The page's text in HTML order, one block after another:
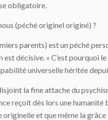
obligatoire.
(péché originel originé) ?
parents) est un péché
décisive. « C’est pourquoi
universelle héritée
la fine attache du
reçoit dès lors une humanité
et que même la